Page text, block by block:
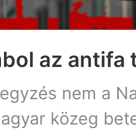
az antifa
nem a
közeg